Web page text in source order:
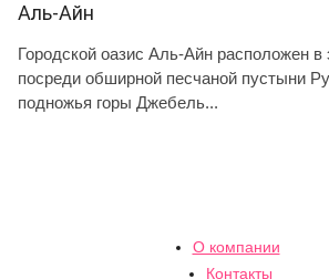
Аль-Айн
Городской оазис Аль-Айн расположен
посреди обширной песчаной пустыни
подножья горы Джебель...
О компании
Контакты